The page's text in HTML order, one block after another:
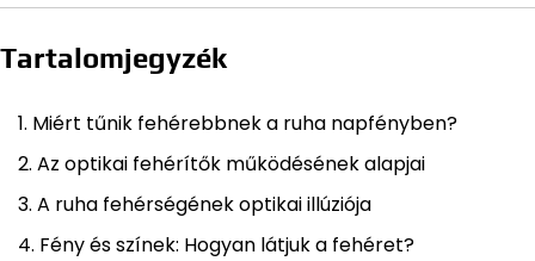
Tartalomjegyzék
Miért tűnik fehérebbnek a ruha napfényben?
Az optikai fehérítők működésének alapjai
A ruha fehérségének optikai illúziója
Fény és színek: Hogyan látjuk a fehéret?